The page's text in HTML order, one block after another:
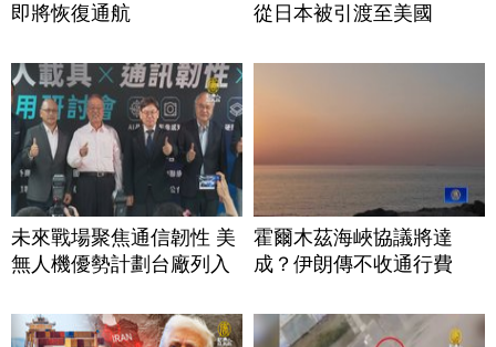
即將恢復通航
從日本被引渡至美國
未來戰場聚焦通信韌性 美
無人機優勢計劃台廠列入
霍爾木茲海峽協議將達
成？伊朗傳不收通行費